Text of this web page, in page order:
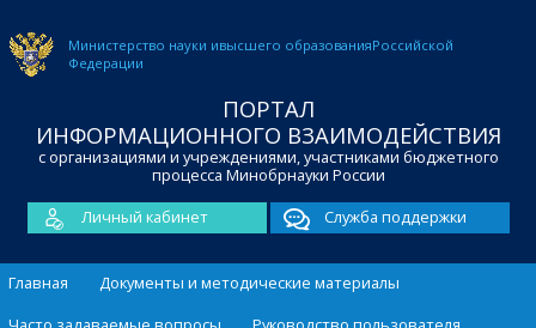
Министерство науки ивысшего образованияРоссийской
Федерации
ПОРТАЛ
ИНФОРМАЦИОННОГО ВЗАИМОДЕЙСТВИЯ
с организациями и учреждениями, участниками бюджетного
процесса Минобрнауки России
Личный кабинет
Служба поддержки
Главная
Документы и методические материалы